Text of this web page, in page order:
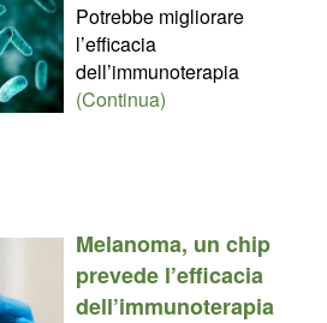
Potrebbe migliorare
l’efficacia
dell’immunoterapia
(Continua)
Melanoma, un chip
prevede l’efficacia
dell’immunoterapia